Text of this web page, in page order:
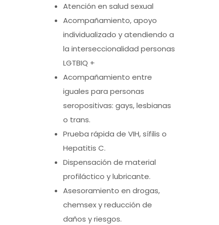
Atención en salud sexual
Acompañamiento, apoyo
individualizado y atendiendo a
la interseccionalidad personas
LGTBIQ +
Acompañamiento entre
iguales para personas
seropositivas: gays, lesbianas
o trans.
Prueba rápida de VIH, sífilis o
Hepatitis C.
Dispensación de material
profiláctico y lubricante.
Asesoramiento en drogas,
chemsex y reducción de
daños y riesgos.